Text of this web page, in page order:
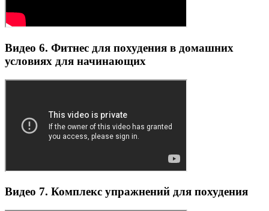
Видео 6. Фитнес для похудения в домашних
условиях для начинающих
Видео 7. Комплекс упражнений для похудения